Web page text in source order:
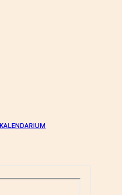
KALENDARIUM